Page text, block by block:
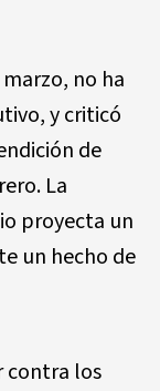
no ha
y criticó
de
La
proyecta un
un hecho de
contra los